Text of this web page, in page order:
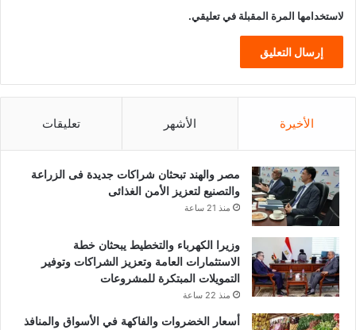
لاستخدامها المرة المقبلة في تعليقي.
الأخيرة الأشهر تعليقات
مصر والهند تبحثان شراكات جديدة فى الزراعة
والتصنيع لتعزيز الأمن الغذائى
منذ 21 ساعة
وزيرا الكهرباء والتخطيط يبحثان خطة
الاستثمارات العامة وتعزيز الشراكات وتوفير
التمويلات المبتكرة للمشروعات
منذ 22 ساعة
أسعار الخضروات والفاكهة في الأسواق والمنافذ